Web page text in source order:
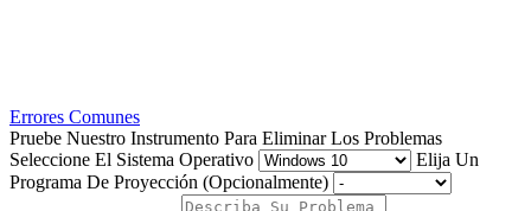
Errores Comunes
Pruebe Nuestro Instrumento Para Eliminar Los Problemas
Seleccione El Sistema Operativo
Elija Un
Programa De Proyección (Opcionalmente)